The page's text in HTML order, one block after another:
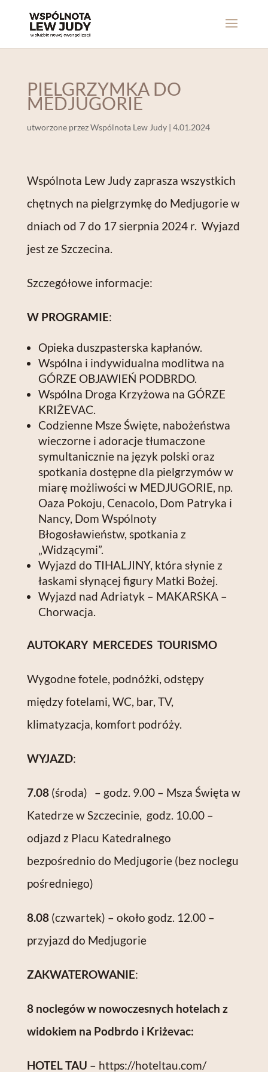
PIELGRZYMKA DO
MEDJUGORIE
utworzone przezWspólnota Lew Judy| 4.01.2024
Wspólnota Lew Judy zaprasza wszystkich
chętnych na pielgrzymkę do Medjugorie w
dniach od 7 do 17 sierpnia 2024 r. Wyjazd
jest ze Szczecina.
Szczegółowe informacje:
W PROGRAMIE:
Opieka duszpasterska kapłanów.
Wspólna i indywidualna modlitwa na
GÓRZE OBJAWIEŃ PODBRDO.
Wspólna Droga Krzyżowa na GÓRZE
KRIŽEVAC.
Codzienne Msze Święte, nabożeństwa
wieczorne i adoracje tłumaczone
symultanicznie na język polski oraz
spotkania dostępne dla pielgrzymów w
miarę możliwości w MEDJUGORIE, np.
Oaza Pokoju, Cenacolo, Dom Patryka i
Nancy, Dom Wspólnoty
Błogosławieństw, spotkania z
„Widzącymi”.
Wyjazd do TIHALJINY, która słynie z
łaskami słynącej figury Matki Bożej.
Wyjazd nad Adriatyk – MAKARSKA –
Chorwacja.
AUTOKARY MERCEDES TOURISMO
Wygodne fotele, podnóżki, odstępy
między fotelami, WC, bar, TV,
klimatyzacja, komfort podróży.
WYJAZD:
7.08 (środa)
– godz. 9.00 – Msza Święta w
Katedrze w Szczecinie, godz. 10.00 –
odjazd z Placu Katedralnego
bezpośrednio do Medjugorie (bez noclegu
pośredniego)
8.08(czwartek) – około godz. 12.00 –
przyjazd do Medjugorie
ZAKWATEROWANIE:
8 noclegów w nowoczesnych hotelach z
widokiem na Podbrdo i Kriżevac:
HOTEL TAU – https://hoteltau.com/